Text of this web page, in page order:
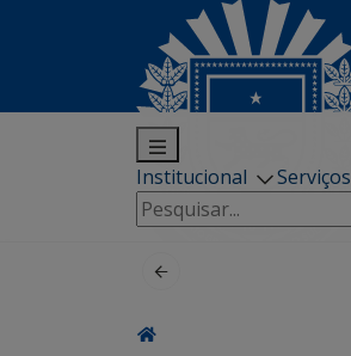
Institucional Serviços
Pesquisar
por: